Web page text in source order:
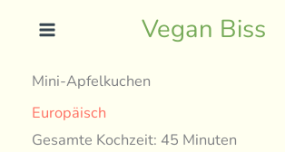
Vegan Biss
Mini-Apfelkuchen
Europäisch
Gesamte Kochzeit: 45 Minuten